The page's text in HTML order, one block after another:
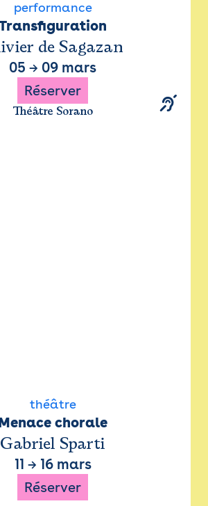
performance
de Sagazan
05 → 09 mars
Réserver
Théâtre Sorano
théâtre
chorale
Gabriel Sparti
11 → 16 mars
Réserver